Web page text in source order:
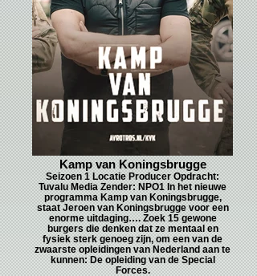
Kamp van Koningsbrugge
Seizoen 1 Locatie Producer Opdracht:
Tuvalu Media Zender: NPO1 In het nieuwe
programma Kamp van Koningsbrugge,
staat Jeroen van Koningsbrugge voor een
enorme uitdaging…. Zoek 15 gewone
burgers die denken dat ze mentaal en
fysiek sterk genoeg zijn, om een van de
zwaarste opleidingen van Nederland aan te
kunnen: De opleiding van de Special
Forces.